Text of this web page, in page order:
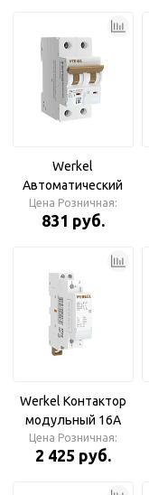
Werkel
Автоматический
выключатель 2P 16
A C 4,5 кА
Цена Розничная:
831 руб.
Werkel Контактор
модульный 16A
2NO (1 мод.)
Цена Розничная:
2 425 руб.